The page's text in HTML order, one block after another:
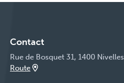
Contact
Rue de Bosquet 31, 1400 Nivelles
Route